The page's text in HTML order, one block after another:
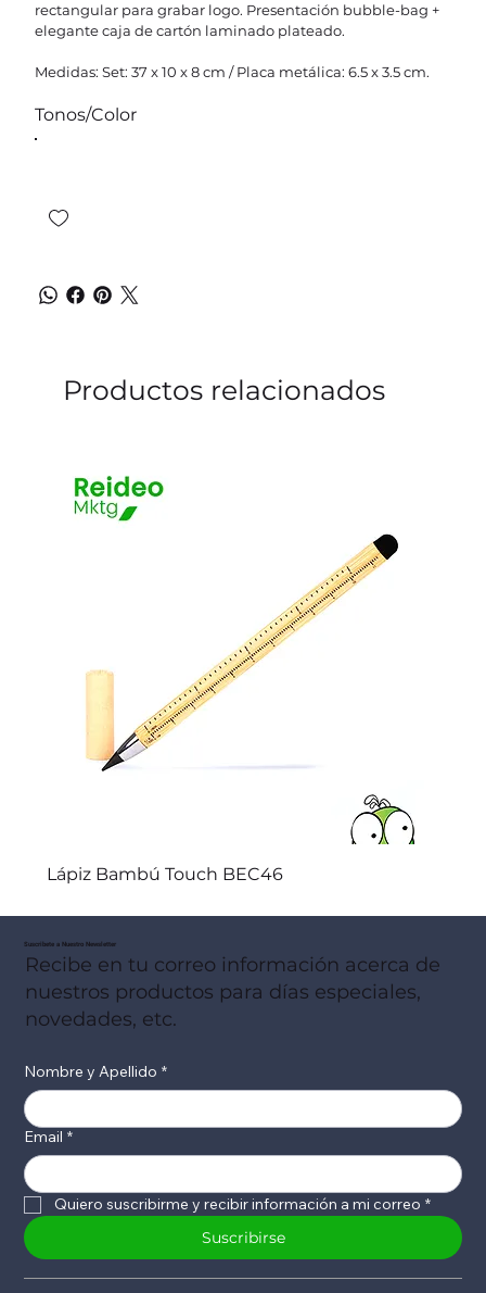
rectangular para grabar logo. Presentación bubble-bag +
elegante caja de cartón laminado plateado.
Medidas: Set: 37 x 10 x 8 cm / Placa metálica: 6.5 x 3.5 cm.
Tonos/Color
Productos relacionados
Lápiz Bambú Touch BEC46
Suscribete a Nuestro Newsletter
Recibe en tu correo información acerca de
nuestros productos para días especiales,
novedades, etc.
Nombre y Apellido *
Email *
Quiero suscribirme y recibir información a mi correo *
Suscribirse